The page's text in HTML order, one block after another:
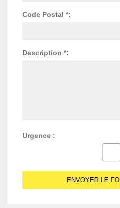
Code Postal *:
Description *:
Urgence :